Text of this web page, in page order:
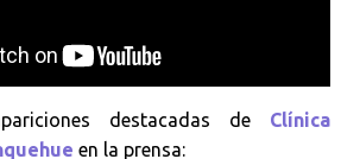
destacadas de Clínica
en la prensa: